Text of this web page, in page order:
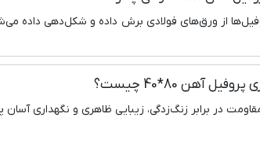
از ورق‌های فولادی برش داده و شکل‌دهی داده
آهن 80*40 چیست؟
در برابر زنگ‌زدگی، زیبایی ظاهری و نگهداری